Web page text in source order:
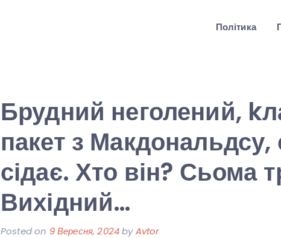
Політика
Брудний неголений,
пакет з Макдональдсу,
сідає. Хто він? Сьома
Вихідний…
Posted on 9 Вересня, 2024byAvtor